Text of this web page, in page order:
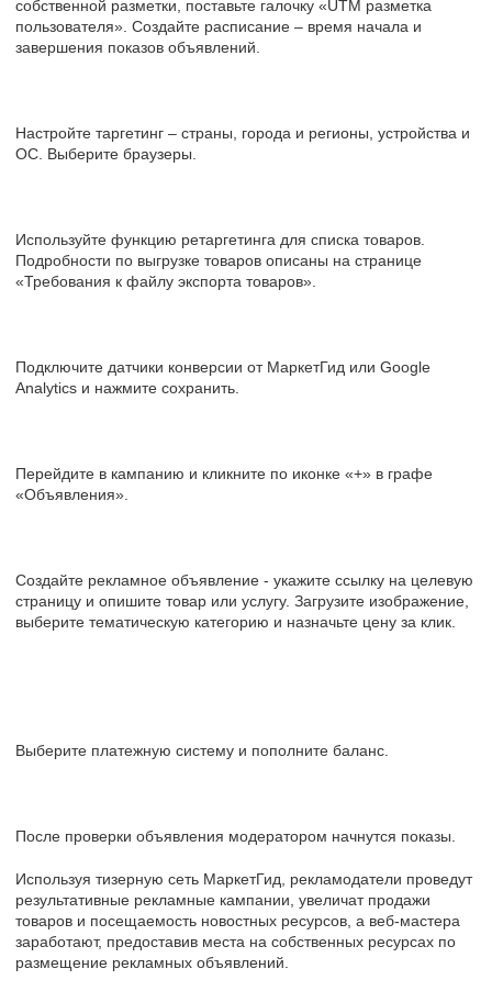
собственной разметки, поставьте галочку «UTM разметка
пользователя». Создайте расписание – время начала и
завершения показов объявлений.
Настройте таргетинг – страны, города и регионы, устройства и
ОС. Выберите браузеры.
Используйте функцию ретаргетинга для списка товаров.
Подробности по выгрузке товаров описаны на странице
«Требования к файлу экспорта товаров».
Подключите датчики конверсии от МаркетГид или Google
Analytics и нажмите сохранить.
Перейдите в кампанию и кликните по иконке «+» в графе
«Объявления».
Создайте рекламное объявление - укажите ссылку на целевую
страницу и опишите товар или услугу. Загрузите изображение,
выберите тематическую категорию и назначьте цену за клик.
Выберите платежную систему и пополните баланс.
После проверки объявления модератором начнутся показы.
Используя тизерную сеть МаркетГид, рекламодатели проведут
результативные рекламные кампании, увеличат продажи
товаров и посещаемость новостных ресурсов, а веб-мастера
заработают, предоставив места на собственных ресурсах по
размещение рекламных объявлений.